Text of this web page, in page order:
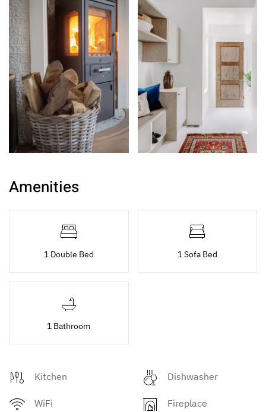
Amenities
1 Double Bed 1 Sofa Bed
1 Bathroom
Kitchen Dishwasher
WiFi Fireplace